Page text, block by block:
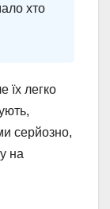
хто
їх легко
серйозно,
на